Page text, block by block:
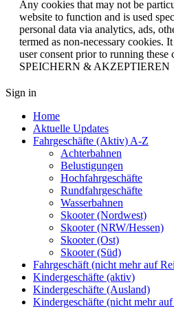
Any cookies that may not be
website to function and is used
personal data via analytics, ads,
termed as non-necessary cookies.
user consent prior to running these
SPEICHERN & AKZEPTIEREN
Sign in
Home
Aktuelle Updates
Fahrgeschäfte (Aktiv) A-Z
Achterbahnen
Belustigungen
Hochfahrgeschäfte
Rundfahrgeschäfte
Wasserbahnen
Skooter (Nordwest)
Skooter (NRW/Hessen)
Skooter (Ost)
Skooter (Süd)
Fahrgeschäft (nicht mehr auf
Kindergeschäfte (aktiv)
Kindergeschäfte (Ausland)
Kindergeschäfte (nicht mehr